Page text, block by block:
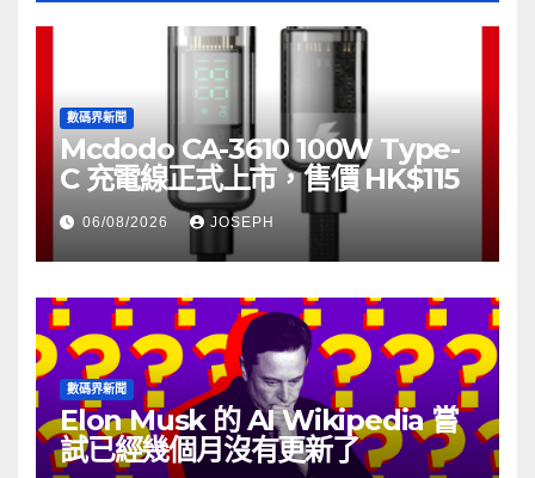
數碼界新聞
Mcdodo CA-3610 100W Type-
C 充電線正式上市，售價 HK$115
06/08/2026 JOSEPH
數碼界新聞
Elon Musk 的 AI Wikipedia 嘗
試已經幾個月沒有更新了